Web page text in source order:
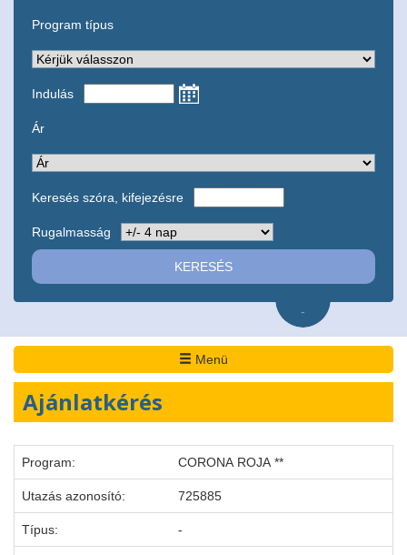
Program típus
Indulás
Ár
Keresés szóra, kifejezésre
Rugalmasság
-
Menü
Ajánlatkérés
Program: CORONA ROJA **
Utazás azonosító: 725885
Típus: -